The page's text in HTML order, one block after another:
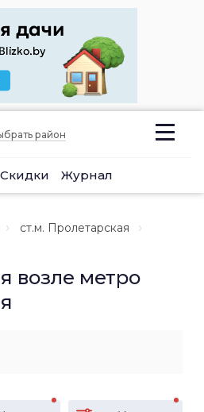
район
Скидки Журнал
ст.м. Пролетарская
возле метро